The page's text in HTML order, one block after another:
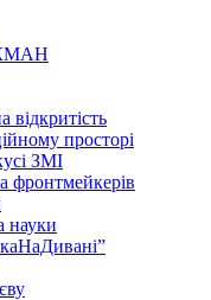
КМАН
відкритість
просторі
ЗМІ
науки